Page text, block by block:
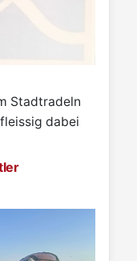
Stadtradeln
dabei